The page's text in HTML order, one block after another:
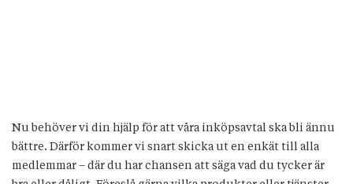
Nu behöver vi din hjälp för att våra inköpsavtal ska bli ännu
bättre. Därför kommer vi snart skicka ut en enkät till alla
medlemmar – där du har chansen att säga vad du tycker är